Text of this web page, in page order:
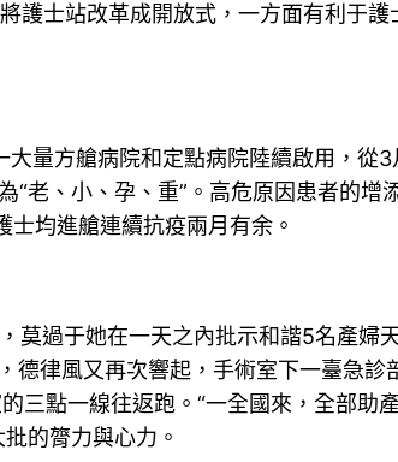
護士站改革成開放式，一方面有利于護
量方艙病院和定點病院陸續啟用，從3
老、小、孕、重”。高危原因患者的增
均進艙連續抗疫兩月有余。
莫過于她在一天之內批示和諧5名產婦
律風又再次響起，手術室下一臺急診
三點一線往返跑。“一全國來，全部助
的膂力與心力。